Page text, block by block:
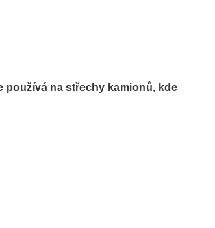
používá na střechy kamionů, kde